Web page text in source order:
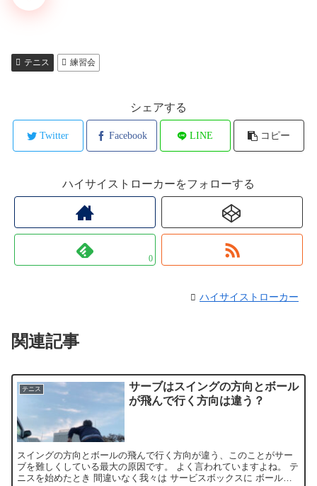
テニス 練習会
シェアする
Twitter Facebook LINE コピー
ハイサイストローカーをフォローする
0
ハイサイストローカー
関連記事
テニス
サーブはスイングの方向とボール
が飛んで行く方向は違う？
スイングの方向とボールの飛んで行く方向が違う、このことがサー
ブを難しくしている最大の原因です。 よく言われていますよね。 テ
ニスを始めたとき 間違いなく我々は サービスボックスに ボールを